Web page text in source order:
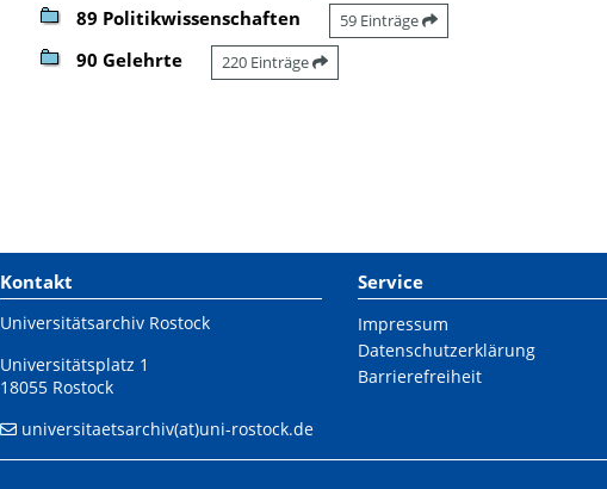
89 Politikwissenschaften 59 Einträge
90 Gelehrte 220 Einträge
Kontakt
Universitätsarchiv Rostock
Universitätsplatz 1
18055 Rostock
universitaetsarchiv(at)uni-rostock.de
Service
Impressum
Datenschutzerklärung
Barrierefreiheit